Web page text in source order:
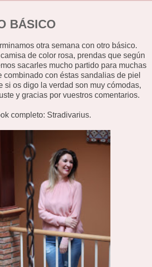
BÁSICO
otra semana con otro básico.
de color rosa, prendas que según
sacarles mucho partido para muchas
combinado con éstas sandalias de piel
si os digo la verdad son muy cómodas,
y gracias por vuestros comentarios.
completo: Stradivarius.